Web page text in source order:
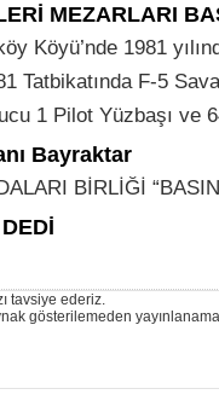
MEZARLARI
Köyü’nde 1981
Tatbikatında F-5
1 Pilot Yüzbaşı ve
Bayraktar
BİRLİĞİ
tavsiye ederiz.
gösterilemeden